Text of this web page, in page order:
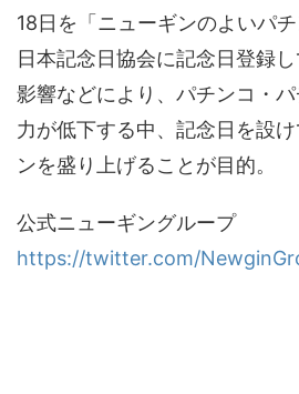
18日を「ニューギンのよいパチ
日本記念日協会に記念日登録
影響などにより、パチンコ・
力が低下する中、記念日を設
ンを盛り上げることが目的。
公式ニューギングループ
https://twitter.com/